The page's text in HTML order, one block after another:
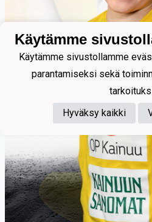
Käytämme
Käytämme sivustollamme
parantamiseksi sekä
Hyväksy kaikki